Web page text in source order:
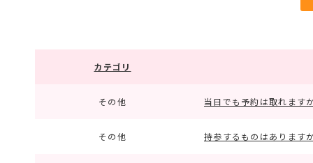
カテゴリ
その他 当日でも予約は取れます
その他 持参するものはあります